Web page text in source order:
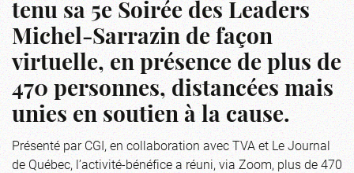
tenu sa 5e Soirée des Leaders
Michel-Sarrazin de façon
virtuelle, en présence de plus de
470 personnes, distancées mais
unies en soutien à la cause.
Présenté par CGI, en collaboration avec TVA et Le Journal
de Québec, l’activité-bénéfice a réuni, via Zoom, plus de 470